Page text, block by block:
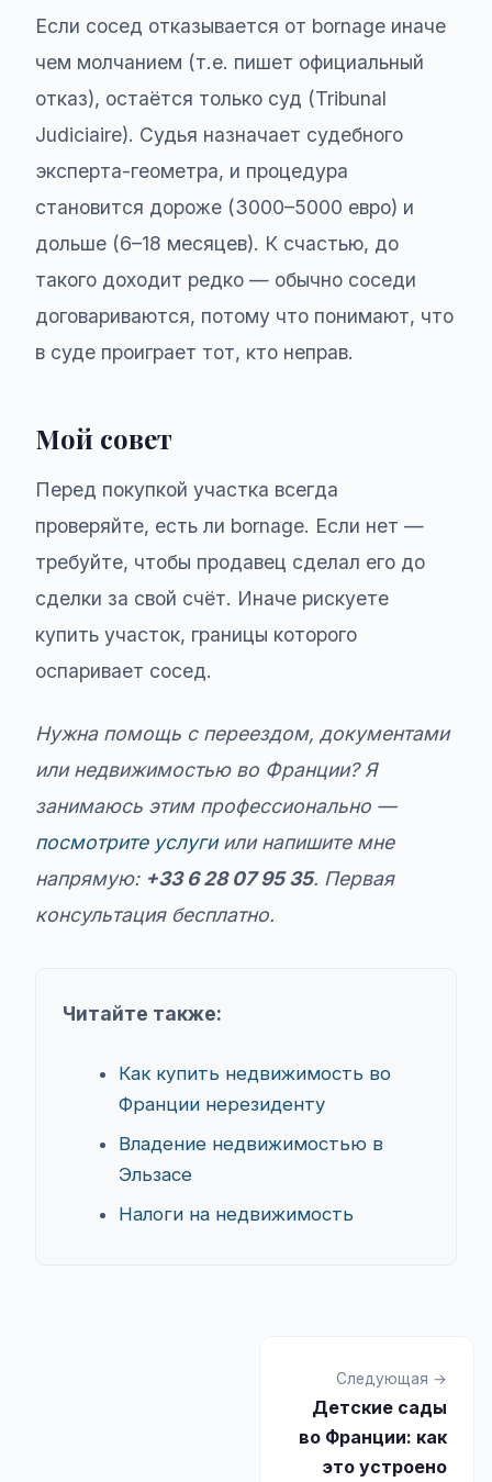
Если сосед отказывается от bornage иначе
чем молчанием (т.е. пишет официальный
отказ), остаётся только суд (Tribunal
Judiciaire). Судья назначает судебного
эксперта-геометра, и процедура
становится дороже (3000–5000 евро) и
дольше (6–18 месяцев). К счастью, до
такого доходит редко — обычно соседи
договариваются, потому что понимают, что
в суде проиграет тот, кто неправ.
Мой совет
Перед покупкой участка всегда
проверяйте, есть ли bornage. Если нет —
требуйте, чтобы продавец сделал его до
сделки за свой счёт. Иначе рискуете
купить участок, границы которого
оспаривает сосед.
Нужна помощь с переездом, документами
или недвижимостью во Франции? Я
занимаюсь этим профессионально —
посмотрите услугиили напишите мне
напрямую: +33 6 28 07 95 35. Первая
консультация бесплатно.
Читайте также:
Как купить недвижимость во
Франции нерезиденту
Владение недвижимостью в
Эльзасе
Налоги на недвижимость
Следующая →
Детские сады
во Франции: как
это устроено